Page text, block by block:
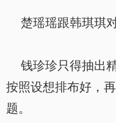
楚瑶瑶跟韩琪琪对
钱珍珍只得抽出
按照设想排布好，
题。